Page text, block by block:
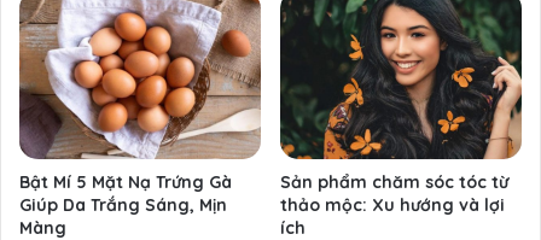
Bật Mí 5 Mặt Nạ Trứng Gà
Giúp Da Trắng Sáng, Mịn
Màng
Sản phẩm chăm sóc tóc từ
thảo mộc: Xu hướng và lợi
ích